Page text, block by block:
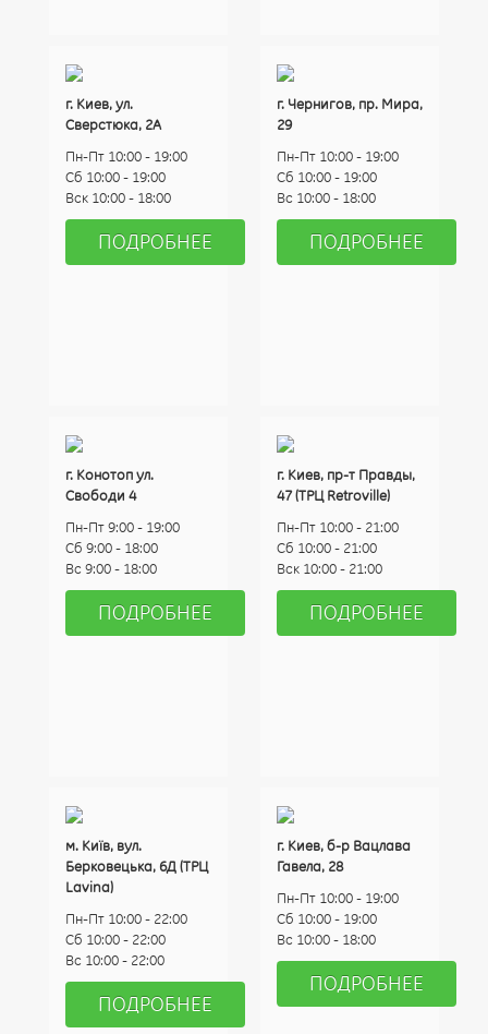
г. Киев, ул.
Сверстюка, 2А
Пн-Пт 10:00 - 19:00
Сб 10:00 - 19:00
Вск 10:00 - 18:00
ПОДРОБНЕЕ
г. Чернигов, пр. Мира,
29
Пн-Пт 10:00 - 19:00
Сб 10:00 - 19:00
Вс 10:00 - 18:00
ПОДРОБНЕЕ
г. Конотоп ул.
Свободи 4
Пн-Пт 9:00 - 19:00
Сб 9:00 - 18:00
Вс 9:00 - 18:00
ПОДРОБНЕЕ
г. Киев, пр-т Правды,
47 (ТРЦ Retroville)
Пн-Пт 10:00 - 21:00
Сб 10:00 - 21:00
Вск 10:00 - 21:00
ПОДРОБНЕЕ
м. Київ, вул.
Берковецька, 6Д (ТРЦ
Lavina)
Пн-Пт 10:00 - 22:00
Сб 10:00 - 22:00
Вс 10:00 - 22:00
ПОДРОБНЕЕ
г. Киев, б-р Вацлава
Гавела, 28
Пн-Пт 10:00 - 19:00
Сб 10:00 - 19:00
Вс 10:00 - 18:00
ПОДРОБНЕЕ